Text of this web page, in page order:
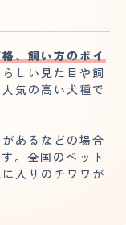
、飼い方のポイ
しい見た目や飼
気の高い犬種で
あるなどの場合
。全国のペット
入りのチワワが